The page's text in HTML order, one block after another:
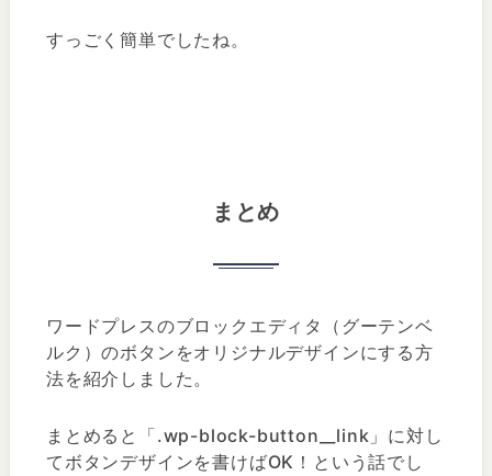
すっごく簡単でしたね。
まとめ
ワードプレスのブロックエディタ（グーテンベ
ルク）のボタンをオリジナルデザインにする方
法を紹介しました。
まとめると「.wp-block-button__link」に対し
てボタンデザインを書けばOK！という話でし